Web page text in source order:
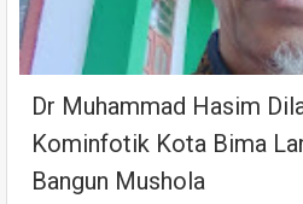
Dr Muhammad Hasim
Kominfotik Kota Bima
Bangun Mushola